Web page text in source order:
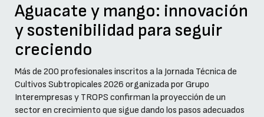
Aguacate y mango: innovación
y sostenibilidad para seguir
creciendo
Más de 200 profesionales inscritos a la Jornada Técnica de
Cultivos Subtropicales 2026 organizada por Grupo
Interempresas y TROPS confirman la proyección de un
sector en crecimiento que sigue dando los pasos adecuados